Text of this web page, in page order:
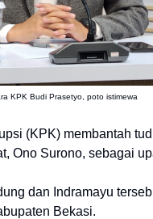
KPK Budi Prasetyo, poto istimewa
(KPK) membantah
Ono Surono, sebagai
dan Indramayu
Bekasi.